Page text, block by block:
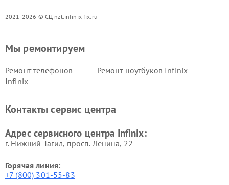
2021-2026 © СЦ nzt.infinix-fix.ru
Мы ремонтируем
Ремонт телефонов
Infinix
Ремонт ноутбуков Infinix
Контакты сервис центра
Адрес сервисного центра Infinix:
г. Нижний Тагил, просп. Ленина, 22
Горячая линия:
+7 (800) 301-55-83